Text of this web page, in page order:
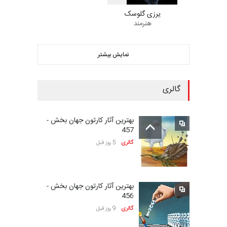
مهلت 25 روز دیگر
مهلت 25 روز دیگر
مهلت 26 روز دیگر
یرزی گلوسک
هنرمند
نمایش بیشتر
گالری
بهترین آثار کارتون جهان بخش -
457
گالری 5 روز قبل
بهترین آثار کارتون جهان بخش -
456
گالری 9 روز قبل